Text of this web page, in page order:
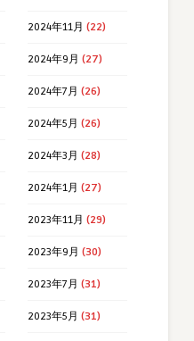
2024年11月 (22)
2024年9月 (27)
2024年7月 (26)
2024年5月 (26)
2024年3月 (28)
2024年1月 (27)
2023年11月 (29)
2023年9月 (30)
2023年7月 (31)
2023年5月 (31)